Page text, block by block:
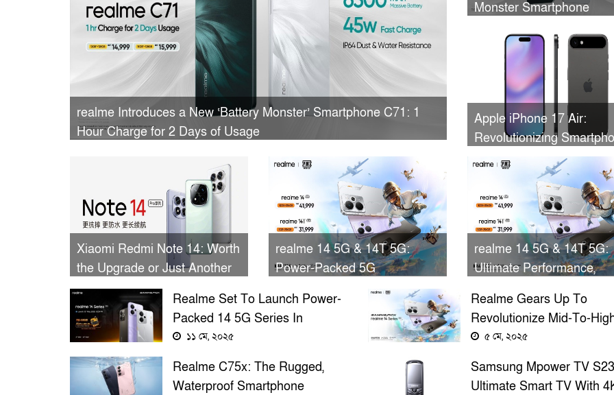
realme Introduces a New ‘Battery Monster’ Smartphone C71: 1
Hour Charge for 2 Days of Usage
Monster Smartphone
Apple iPhone 17 Air:
Revolutionizing
Design with Cutting-Edge
Xiaomi Redmi Note 14: Worth
the Upgrade or Just Another
Budget Phone?
realme 14 5G & 14T 5G:
Power-Packed 5G
Smartphones Unveiled
realme 14 5G & 14T 5G:
Ultimate Performance,
Realme Set To Launch Power-
Packed 14 5G Series In
Bangladesh With Exclusive
১১ মে, ২০২৫
Realme Gears Up To
Revolutionize Mid-To-
Gaming Smartphone
৫ মে, ২০২৫
Realme C75x: The Rugged,
Waterproof Smartphone
Samsung Mpower TV
Ultimate Smart TV With